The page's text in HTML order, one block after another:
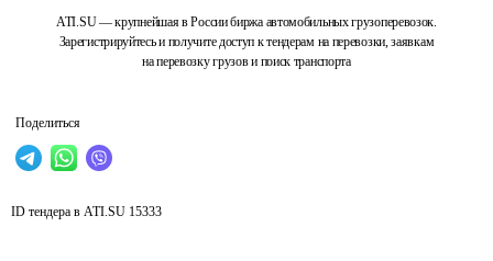
ATI.SU — крупнейшая в России биржа автомобильных грузоперевозок.
Зарегистрируйтесь и получите доступ к тендерам на перевозки, заявкам
на перевозку грузов и поиск транспорта
Поделиться
ID тендера в ATI.SU 15333